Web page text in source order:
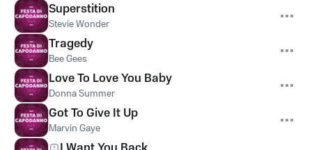
Superstition
Stevie Wonder
Tragedy
Bee Gees
Love To Love You Baby
Donna Summer
Got To Give It Up
Marvin Gaye